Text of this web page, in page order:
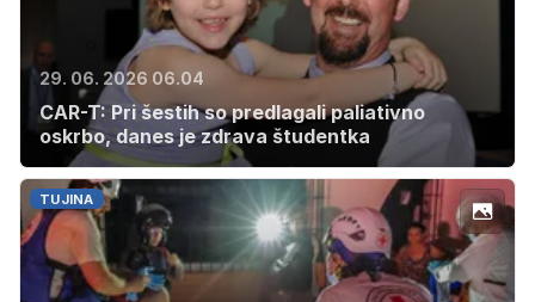
29. 06. 2026 06.04
CAR-T: Pri šestih so predlagali paliativno
oskrbo, danes je zdrava študentka
TUJINA